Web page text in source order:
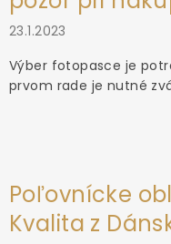
23.1.2023
Výber fotopasce je
prvom rade je nutné
Poľovnícke
Kvalita z